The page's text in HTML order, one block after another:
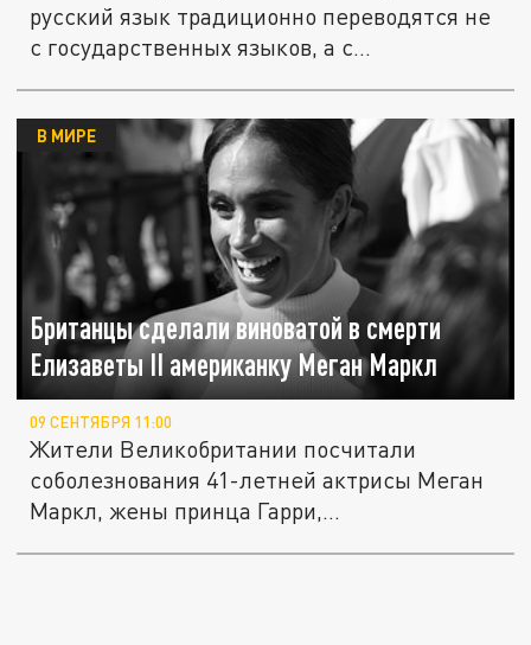
русский язык традиционно переводятся не
с государственных языков, а с...
Британцы сделали виноватой в смерти
Елизаветы II американку Меган Маркл
В МИРЕ
09 СЕНТЯБРЯ 11:00
Жители Великобритании посчитали
соболезнования 41-летней актрисы Меган
Маркл, жены принца Гарри,